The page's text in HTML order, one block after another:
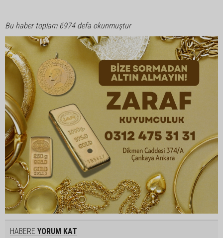
Bu haber toplam 6974 defa okunmuştur
HABERE YORUM KAT